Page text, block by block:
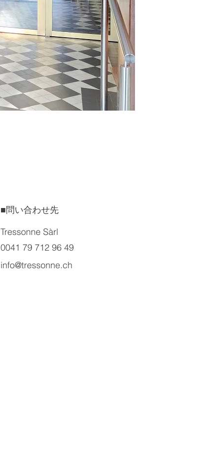
​■問い合わせ先
Tressonne Sàrl
0041 79 712 96 49
info@tressonne.ch